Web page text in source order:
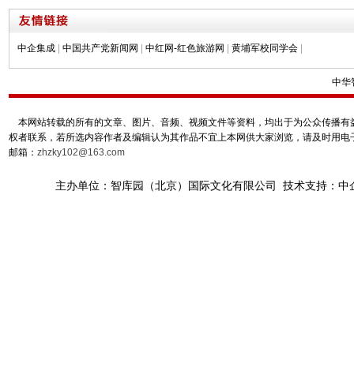
中企集成 中国共产党新闻网 中红网-红色旅游网 黄埔军校同学会
中华
本网站转载的所有的文章、图片、音频、视频文件等资料，均出于为公众传播
权者联系，若所选内容作者及编辑认为其作品不宜上本网供大家浏览，请及时用
邮箱： zhzky102@163.com
主办单位：智库园（北京）国际文化有限公司 技术支持：